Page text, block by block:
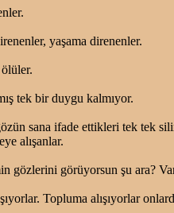
yaşama direnenler.
tek bir duygu kalmıyor.
sana ifade ettikleri tek tek
alışanlar.
gözlerini görüyorsun şu ara?
Topluma alışıyorlar